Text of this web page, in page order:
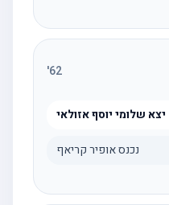
62
'
יצא שלומי יוסף אזולאי
נכנס אופיר קריאף